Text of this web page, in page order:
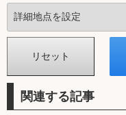
関連する記事